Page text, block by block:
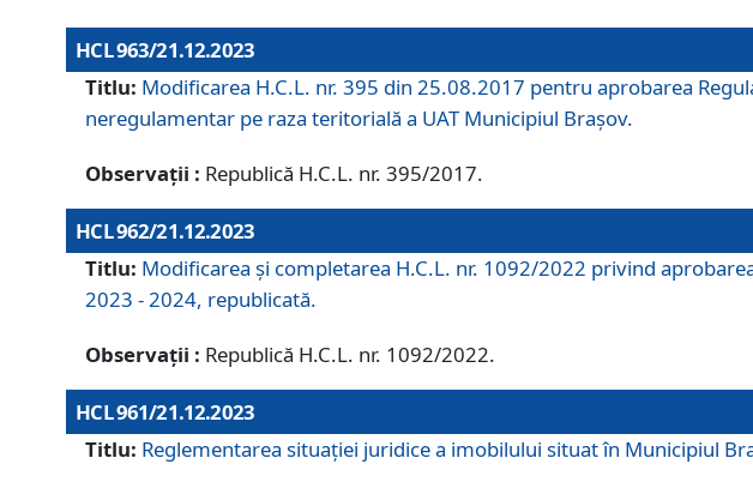
HCL 963/21.12.2023
Titlu: Modificarea H.C.L. nr. 395 din 25.08.2017 pentru aprobarea
neregulamentar pe raza teritorială a UAT Municipiul Braşov.
Observații : Republică H.C.L. nr. 395/2017.
HCL 962/21.12.2023
Titlu: Modificarea și completarea H.C.L. nr. 1092/2022 privind
2023 - 2024, republicată.
Observații : Republică H.C.L. nr. 1092/2022.
HCL 961/21.12.2023
Titlu: Reglementarea situației juridice a imobilului situat în Municipiul